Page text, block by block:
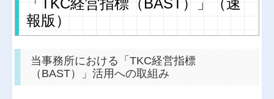
関連事業案内
法人・個人顧問
「TKC経営指標（BAST）」
（速
報版）
当事務所における「TKC経営指標
（BAST）」活用への取組み